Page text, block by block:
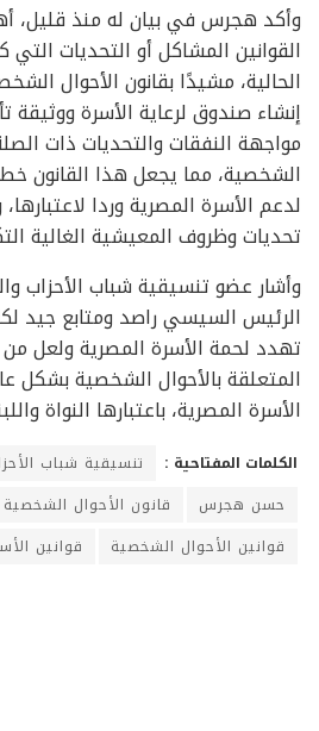
وأكد هجرس في بيان له منذ قليل،
القوانين المشاكل أو التحديات التي
الحالية، مشيدًا بقانون الأحوال
إنشاء صندوق لرعاية الأسرة
مواجهة النفقات والتحديات ذات
الشخصية، مما يجعل هذا القانون
لدعم الأسرة المصرية وردا
تحديات وظروف المعيشية الغالية
وأشار عضو تنسيقية شباب الأحزاب
الرئيس السيسي راصد ومتابع جيد
تهدد لحمة الأسرة المصرية ولعل
المتعلقة بالأحوال الشخصية بشكل
الأسرة المصرية، باعتبارها النواة
الكلمات المفتاحية : تنسيقية شباب
حسن هجرس
قانون الأحوال الشخصية
قوانين الأحوال الشخصية
قوانين